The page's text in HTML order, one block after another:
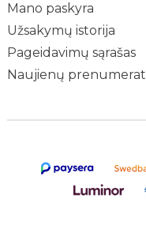
Mano paskyra
Užsakymų istorija
Pageidavimų sąrašas
Naujienų